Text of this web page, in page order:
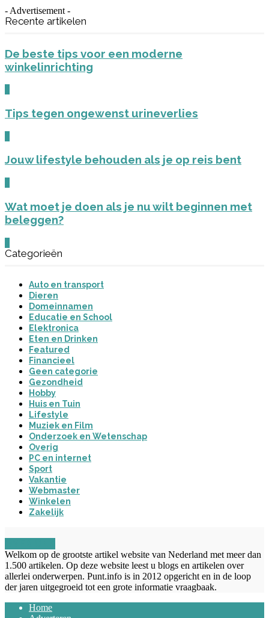
- Advertisement -
Recente artikelen
De beste tips voor een moderne
winkelinrichting
Tips tegen ongewenst urineverlies
Jouw lifestyle behouden als je op reis bent
Wat moet je doen als je nu wilt beginnen met
beleggen?
Categorieën
Auto en transport
Dieren
Domeinnamen
Educatie en School
Elektronica
Eten en Drinken
Featured
Financieel
Geen categorie
Gezondheid
Hobby
Huis en Tuin
Lifestyle
Muziek en Film
Onderzoek en Wetenschap
Overig
PC en internet
Sport
Vakantie
Webmaster
Winkelen
Zakelijk
Welkom op de grootste artikel website van Nederland met meer dan
1.500 artikelen. Op deze website leest u blogs en artikelen over
allerlei onderwerpen. Punt.info is in 2012 opgericht en in de loop
der jaren uitgegroeid tot een grote informatie vraagbaak.
Home